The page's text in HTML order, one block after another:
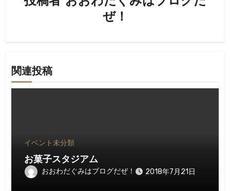
ョ
ぜ！
関連投稿
イベント未分類
お菓子スタジアム
おおわだぐみはブログだぜ！ 2018年7月21日